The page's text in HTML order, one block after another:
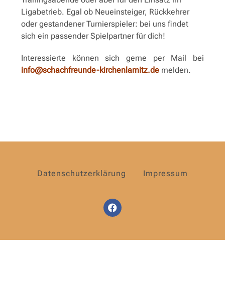
Ligabetrieb. Egal ob Neueinsteiger, Rückkehrer
oder gestandener Turnierspieler: bei uns findet
sich ein passender Spielpartner für dich!
Interessierte können sich gerne per Mail bei
info@schachfreunde-kirchenlamitz.de melden.
Datenschutzerklärung Impressum